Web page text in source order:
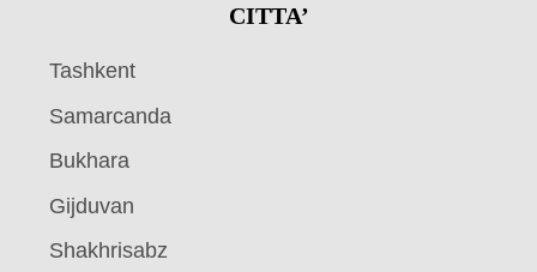
CITTA’
Tashkent
Samarcanda
Bukhara
Gijduvan
Shakhrisabz